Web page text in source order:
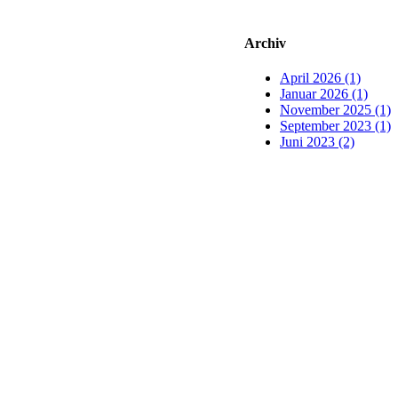
Archiv
April 2026 (1)
Januar 2026 (1)
November 2025 (1)
September 2023 (1)
Juni 2023 (2)